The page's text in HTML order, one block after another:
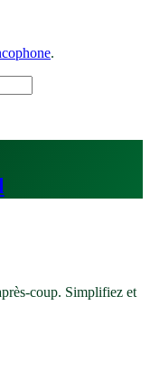
.
coup. Simplifiez et